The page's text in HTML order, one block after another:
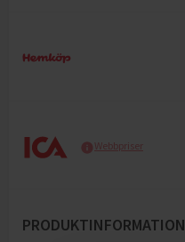
Webbpriser
PRODUKTINFORMATION